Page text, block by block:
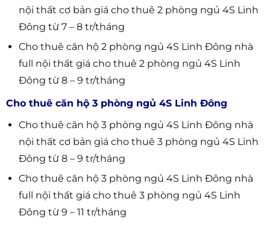
nội thất cơ bản giá cho thuê 2 phòng ngủ 4S Linh
Đông từ 7 – 8 tr/tháng
Cho thuê căn hộ 2 phòng ngủ 4S Linh Đông nhà
full nội thất giá cho thuê 2 phòng ngủ 4S Linh
Đông từ 8 – 9 tr/tháng
Cho thuê căn hộ 3 phòng ngủ 4S Linh Đông
Cho thuê căn hộ 3 phòng ngủ 4S Linh Đông nhà
nội thất cơ bản giá cho thuê 3 phòng ngủ 4S Linh
Đông từ 8 – 9 tr/tháng
Cho thuê căn hộ 3 phòng ngủ 4S Linh Đông nhà
full nội thất giá cho thuê 3 phòng ngủ 4S Linh
Đông từ 9 – 11 tr/tháng